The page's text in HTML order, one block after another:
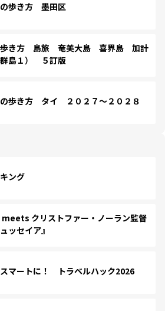
歩き方 墨田区
歩き方 島旅 奄美大島 喜界島 加計
島１） ５訂版
歩き方 タイ ２０２７～２０２８
ング
meets クリストファー・ノーラン監督
ッセイア』
マートに！ トラベルハック2026